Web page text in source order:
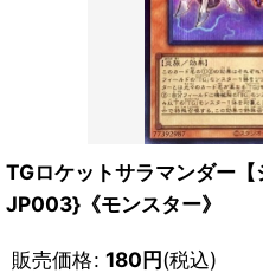
TGロケットサラマンダー
JP003}《モンスター》
販売価格: 180円(税込)